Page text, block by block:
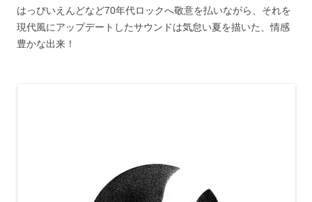
はっぴいえんどなど70年代ロックへ敬意を払いながら、それを
現代風にアップデートしたサウンドは気怠い夏を描いた、情感
豊かな出来！